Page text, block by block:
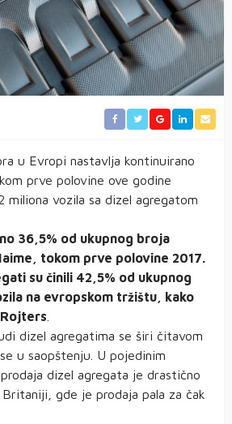
u Evropi nastavlja kontinuirano
prve polovine ove godine
miliona vozila sa dizel agregatom
36,5% od ukupnog broja
tokom prve polovine 2017.
su činili 42,5% od ukupnog
na evropskom tržištu, kako
dizel agregatima se širi čitavom
u saopštenju. U pojedinim
dizel agregata je drastično
gde je prodaja pala za čak